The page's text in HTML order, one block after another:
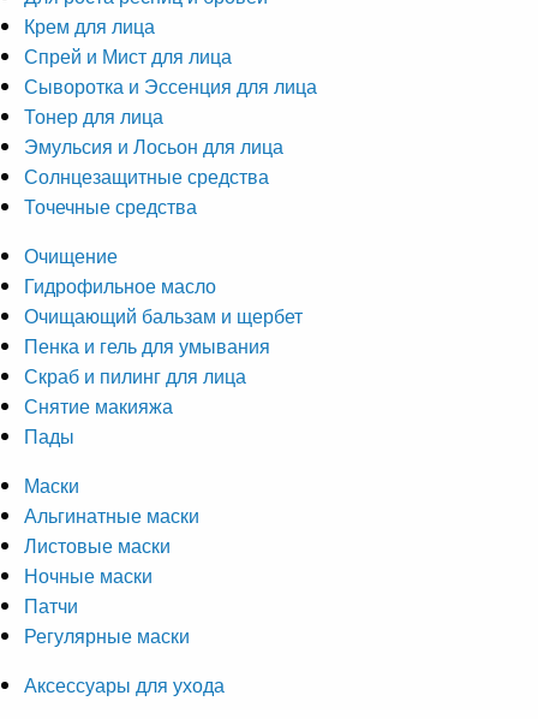
Крем для лица
Спрей и Мист для лица
Сыворотка и Эссенция для лица
Тонер для лица
Эмульсия и Лосьон для лица
Солнцезащитные средства
Точечные средства
Очищение
Гидрофильное масло
Очищающий бальзам и щербет
Пенка и гель для умывания
Скраб и пилинг для лица
Снятие макияжа
Пады
Маски
Альгинатные маски
Листовые маски
Ночные маски
Патчи
Регулярные маски
Аксессуары для ухода